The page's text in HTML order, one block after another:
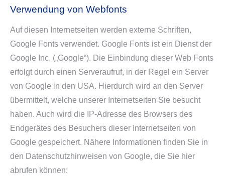
Verwendung von Webfonts
Auf diesen Internetseiten werden externe Schriften,
Google Fonts verwendet. Google Fonts ist ein Dienst der
Google Inc. („Google“). Die Einbindung dieser Web Fonts
erfolgt durch einen Serveraufruf, in der Regel ein Server
von Google in den USA. Hierdurch wird an den Server
übermittelt, welche unserer Internetseiten Sie besucht
haben. Auch wird die IP-Adresse des Browsers des
Endgerätes des Besuchers dieser Internetseiten von
Google gespeichert. Nähere Informationen finden Sie in
den Datenschutzhinweisen von Google, die Sie hier
abrufen können: